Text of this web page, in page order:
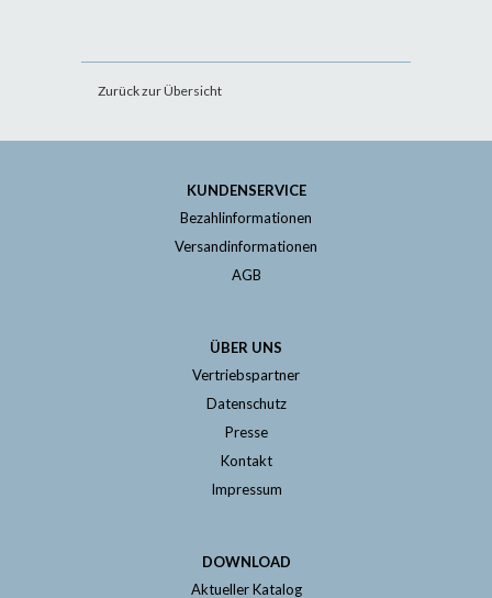
Zurück zur Übersicht
KUNDENSERVICE
Bezahlinformationen
Versandinformationen
AGB
ÜBER UNS
Vertriebspartner
Datenschutz
Presse
Kontakt
Impressum
DOWNLOAD
Aktueller Katalog